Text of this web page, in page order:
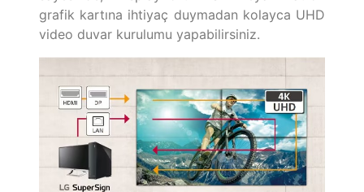
grafik kartına ihtiyaç duymadan kolayca UHD
video duvar kurulumu yapabilirsiniz.